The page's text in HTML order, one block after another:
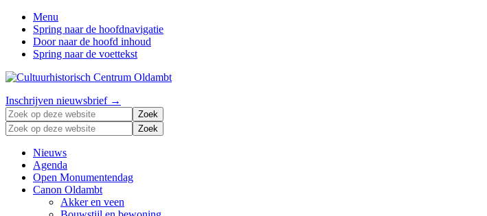
Menu
Spring naar de hoofdnavigatie
Door naar de hoofd inhoud
Spring naar de voettekst
Zonder
verleden
geen
toekomst
Header
Right
Inschrijven nieuwsbrief →
Zoek
op
deze
website
Zoek
op
deze
website
Nieuws
Agenda
Open Monumentendag
Canon Oldambt
Akker en veen